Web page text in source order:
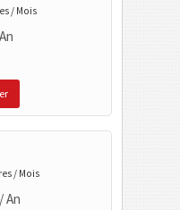
/ Mois
/ Mois
/ An